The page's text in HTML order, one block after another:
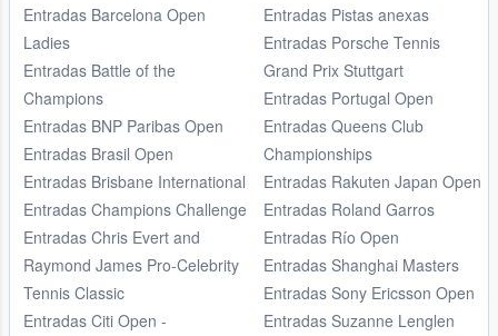
Entradas Barcelona Open
Ladies
Entradas Battle of the
Champions
Entradas BNP Paribas Open
Entradas Brasil Open
Entradas Brisbane International
Entradas Champions Challenge
Entradas Chris Evert and
Raymond James Pro-Celebrity
Tennis Classic
Entradas Citi Open -
Entradas Pistas anexas
Entradas Porsche Tennis
Grand Prix Stuttgart
Entradas Portugal Open
Entradas Queens Club
Championships
Entradas Rakuten Japan Open
Entradas Roland Garros
Entradas Río Open
Entradas Shanghai Masters
Entradas Sony Ericsson Open
Entradas Suzanne Lenglen